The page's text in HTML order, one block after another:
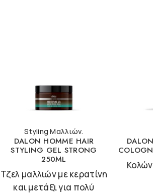
Styling Μαλλιών.
DALON HOMME HAIR
STYLING GEL STRONG
250ML
Τζελ μαλλιών με κερατίνη
και μετάξι για πολύ